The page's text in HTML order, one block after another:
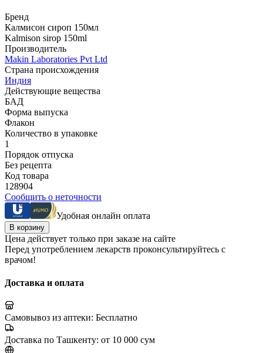
Бренд
Калмисон сироп 150мл
Kalmison sirop 150ml
Производитель
Makin Laboratories Pvt Ltd
Страна происхождения
Индия
Действующие вещества
БАД
Форма выпуска
Флакон
Количество в упаковке
1
Порядок отпуска
Без рецепта
Код товара
128904
Сообщить о неточности
Удобная онлайн оплата
В корзину
Цена действует только при заказе на сайте
Перед употреблением лекарств проконсультируйтесь с
врачом!
Доставка и оплата
Самовывоз из аптеки: Бесплатно
Доставка по Ташкенту: от 10 000 сум